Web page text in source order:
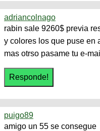
adriancolnago
rabin sale 9260$ previa
y colores los que puse en
mas otrso pasame tu e-
puigo89
amigo un 55 se consegue